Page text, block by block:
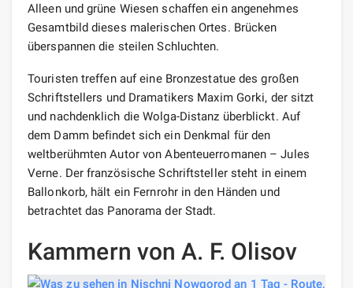
Alleen und grüne Wiesen schaffen ein angenehmes
Gesamtbild dieses malerischen Ortes. Brücken
überspannen die steilen Schluchten.
Touristen treffen auf eine Bronzestatue des großen
Schriftstellers und Dramatikers Maxim Gorki, der sitzt
und nachdenklich die Wolga-Distanz überblickt. Auf
dem Damm befindet sich ein Denkmal für den
weltberühmten Autor von Abenteuerromanen – Jules
Verne. Der französische Schriftsteller steht in einem
Ballonkorb, hält ein Fernrohr in den Händen und
betrachtet das Panorama der Stadt.
Kammern von A. F. Olisov